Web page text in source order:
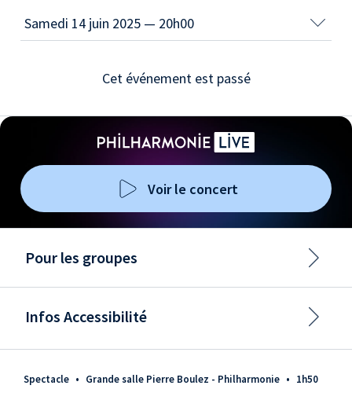
Spectacle • Grande salle Pierre Boulez - Philharmonie • 1h50
Cet événement est passé
Voir le concert
Pour les groupes
Infos Accessibilité